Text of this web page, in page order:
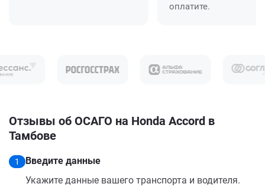
оплатите.
Отзывы об ОСАГО на Honda Accord в
Тамбове
1
Введите данные
Укажите данные вашего транспорта и водителя.